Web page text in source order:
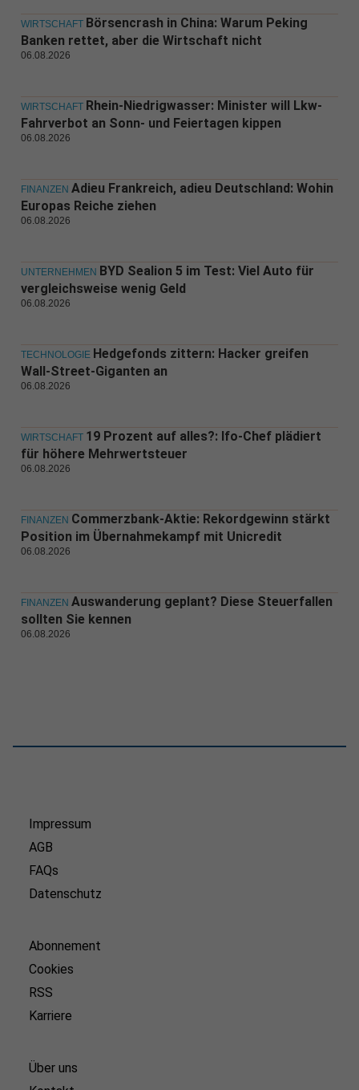
WIRTSCHAFT Börsencrash in China: Warum Peking
Banken rettet, aber die Wirtschaft nicht
06.08.2026
WIRTSCHAFT Rhein-Niedrigwasser: Minister will Lkw-
Fahrverbot an Sonn- und Feiertagen kippen
06.08.2026
FINANZEN Adieu Frankreich, adieu Deutschland: Wohin
Europas Reiche ziehen
06.08.2026
UNTERNEHMEN BYD Sealion 5 im Test: Viel Auto für
vergleichsweise wenig Geld
06.08.2026
TECHNOLOGIE Hedgefonds zittern: Hacker greifen
Wall-Street-Giganten an
06.08.2026
WIRTSCHAFT 19 Prozent auf alles?: Ifo-Chef plädiert
für höhere Mehrwertsteuer
06.08.2026
FINANZEN Commerzbank-Aktie: Rekordgewinn stärkt
Position im Übernahmekampf mit Unicredit
06.08.2026
FINANZEN Auswanderung geplant? Diese Steuerfallen
sollten Sie kennen
06.08.2026
Impressum
AGB
FAQs
Datenschutz
Abonnement
Cookies
RSS
Karriere
Über uns